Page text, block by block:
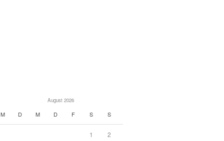
August 2026
M D M D F S S
1 2